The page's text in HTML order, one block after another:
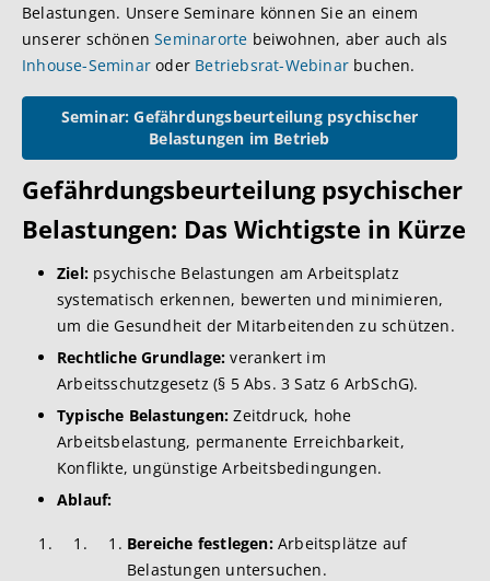
Belastungen. Unsere Seminare können Sie an einem
unserer schönenSeminarorte beiwohnen, aber auch als
Inhouse-Seminar oder Betriebsrat-Webinar buchen.
Seminar: Gefährdungsbeurteilung psychischer
Belastungen im Betrieb
Gefährdungsbeurteilung psychischer
Belastungen: Das Wichtigste in Kürze
Ziel: psychische Belastungen am Arbeitsplatz
systematisch erkennen, bewerten und minimieren,
um die Gesundheit der Mitarbeitenden zu schützen.
Rechtliche Grundlage: verankert im
Arbeitsschutzgesetz (§ 5 Abs. 3 Satz 6 ArbSchG).
Typische Belastungen: Zeitdruck, hohe
Arbeitsbelastung, permanente Erreichbarkeit,
Konflikte, ungünstige Arbeitsbedingungen.
Ablauf:
Bereiche festlegen:Arbeitsplätze auf
Belastungen untersuchen.